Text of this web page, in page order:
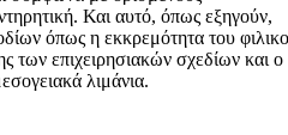
Και αυτό, όπως εξηγούν,
όπως η εκκρεμότητα του
των επιχειρησιακών σχεδίων και ο
λιμάνια.